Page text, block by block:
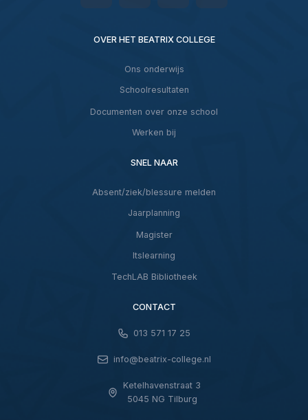
OVER HET BEATRIX COLLEGE
Ons onderwijs
Schoolresultaten
Documenten over onze school
Werken bij
SNEL NAAR
Absent/ziek/blessure melden
Jaarplanning
Magister
Itslearning
TechLAB Bibliotheek
CONTACT
013 571 17 25
info@beatrix-college.nl
Ketelhavenstraat 3
5045 NG Tilburg